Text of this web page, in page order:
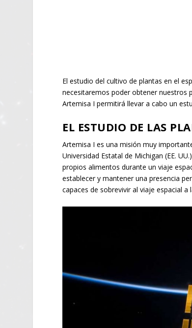
El estudio del cultivo de plantas en el
necesitaremos poder obtener nuestros
Artemisa I permitirá llevar a cabo un
EL ESTUDIO DE LAS
Artemisa I es una misión muy
Universidad Estatal de Michigan (EE.
propios alimentos durante un viaje
establecer y mantener una presencia
capaces de sobrevivir al viaje espacial